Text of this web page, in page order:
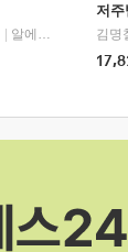
알에이치코리아(RHK)
저
김명